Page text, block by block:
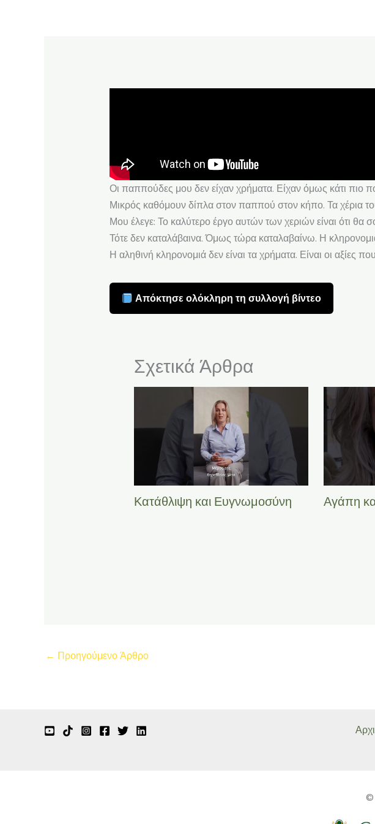
Οι παππούδες μου δεν είχαν χρήματα. Είχαν όμως κάτι πιο
Μικρός καθόμουν δίπλα στον παππού στον κήπο. Τα χέρια
Μου έλεγε: Το καλύτερο έργο αυτών των χεριών είναι ότι θα
Τότε δεν καταλάβαινα. Όμως τώρα καταλαβαίνω. Η
Η αληθινή κληρονομιά δεν είναι τα χρήματα. Είναι οι αξίες
Απόκτησε ολόκληρη τη συλλογή βίντεο
Σχετικά Άρθρα
Κατάθλιψη και Ευγνωμοσύνη Αγάπη
← Προηγούμενο Άρθρο
©